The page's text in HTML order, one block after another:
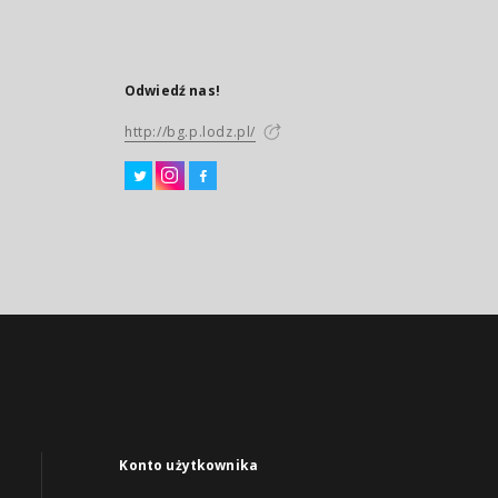
Odwiedź nas!
http://bg.p.lodz.pl/
Konto użytkownika